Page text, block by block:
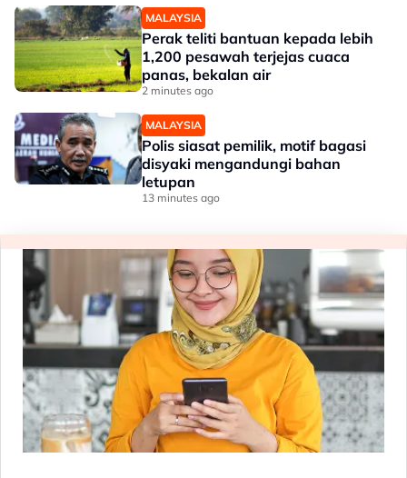
MALAYSIA
Perak teliti bantuan kepada lebih
1,200 pesawah terjejas cuaca
panas, bekalan air
2 minutes ago
MALAYSIA
Polis siasat pemilik, motif bagasi
disyaki mengandungi bahan
letupan
13 minutes ago